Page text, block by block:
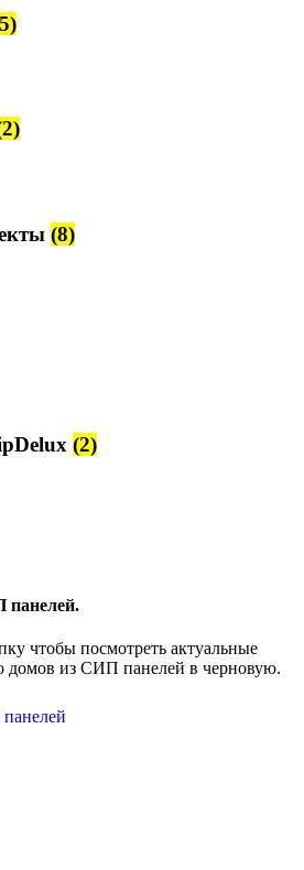
(8)
(2)
панелей.
чтобы посмотреть актуальные
домов из СИП панелей в черновую.